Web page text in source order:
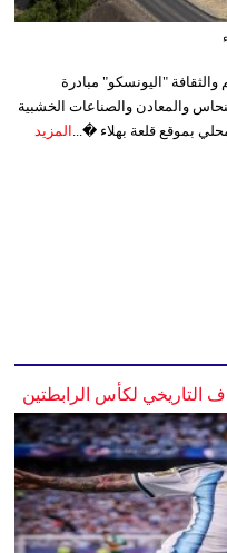
"اليونسكو" مبادرة
والمعادن والصناعات الخشبية
بموقع قلعة بهلاء �... المزيد
التاريخي لكأس الرابطتين